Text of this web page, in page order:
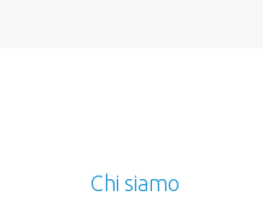
Chi siamo